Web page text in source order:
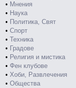
• Мнения
• Наука
• Политика, Свят
• Спорт
• Техника
• Градове
• Религия и мистика
• Фен клубове
• Хоби, Развлечения
• Общества